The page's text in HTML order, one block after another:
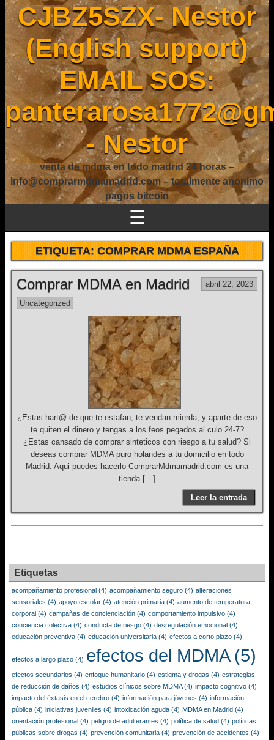
CJBZ5SZX- Nestor
(English support)
EMAIL SOS:
- Nestor
venta de mdma en todo madrid 24 horas –
info@comprarmdmamadrid.com – totalmente anonimo
pagos bitcoin
☰
ETIQUETA:COMPRAR MDMA ESPAÑA
Comprar MDMA en Madrid abril 22, 2023
Uncategorized
¿Estas hart@ de que te estafan, te vendan mierda, y aparte de eso
te quiten el dinero y tengas a los feos pegados al culo 24-7?
¿Estas cansado de comprar sinteticos con riesgo a tu salud? Si
deseas comprar MDMA puro holandes a tu domicilio en todo
Madrid. Aqui puedes hacerlo ComprarMdmamadrid.com es una
tienda […]
Leer la entrada
Etiquetas
acompañamiento profesional (4) acompañamiento seguro (4) alteraciones
sensoriales (4) apoyo escolar (4) atención primaria (4) aumento de temperatura
corporal (4) campañas de concienciación (4) comportamiento impulsivo (4)
conciencia colectiva (4) conducta de riesgo (4) desregulación emocional (4)
educación preventiva (4) educación universitaria (4) efectos a corto plazo (4)
efectos a largo plazo (4) efectos del MDMA(5)
efectos secundarios (4) enfoque humanitario (4) estigma y drogas (4) estrategias
de reducción de daños (4) estudios clínicos sobre MDMA(4) impacto cognitivo (4)
impacto del éxtasis en el cerebro (4) información para jóvenes (4) información
pública (4) iniciativas juveniles (4) intoxicación aguda (4) MDMA en Madrid (4)
orientación profesional (4) peligro de adulterantes (4) política de salud (4) políticas
públicas sobre drogas (4) prevención comunitaria (4) prevención de accidentes (4)